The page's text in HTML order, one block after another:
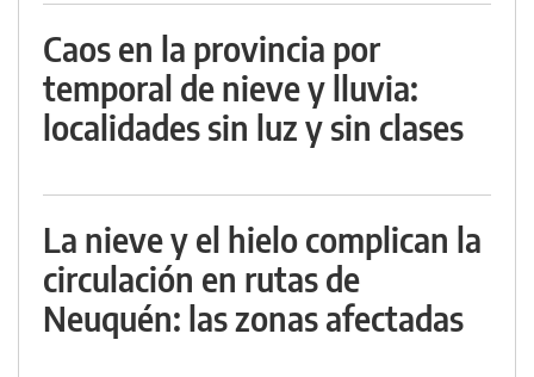
Caos en la provincia por
temporal de nieve y lluvia:
localidades sin luz y sin clases
La nieve y el hielo complican la
circulación en rutas de
Neuquén: las zonas afectadas